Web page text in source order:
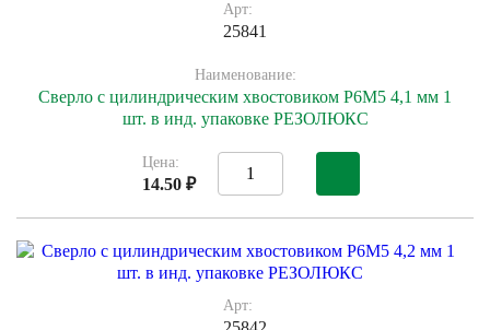
Арт:
25841
Наименование:
Сверло с цилиндрическим хвостовиком Р6М5 4,1 мм 1
шт. в инд. упаковке РЕЗОЛЮКС
Цена:
14.50 ₽
Арт: